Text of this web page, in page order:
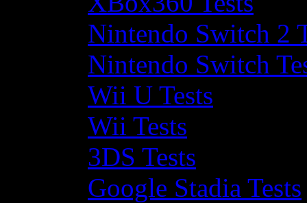
Nintendo Switch 2
Nintendo Switch
Wii U Tests
Wii Tests
3DS Tests
Google Stadia Tests